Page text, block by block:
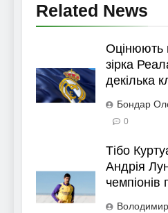
Related News
Оцінюють
зірка
декілька
Бондар
0
Тібо
Андрія
чемпіонів